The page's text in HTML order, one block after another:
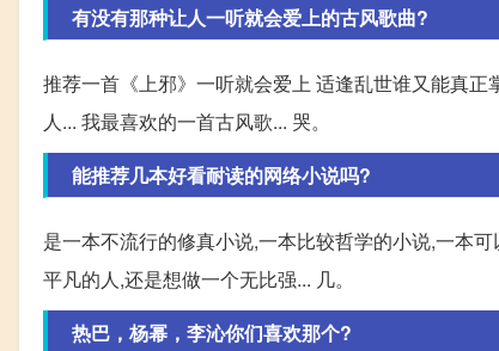
有没有那种让人一听就会爱上的古风歌曲?
推荐一首《上邪》一听就会爱上 适逢乱世谁又能真
人... 我最喜欢的一首古风歌... 哭。
能推荐几本好看耐读的网络小说吗?
是一本不流行的修真小说,一本比较哲学的小说,一本
平凡的人,还是想做一个无比强... 几。
热巴，杨幂，李沁你们喜欢那个?